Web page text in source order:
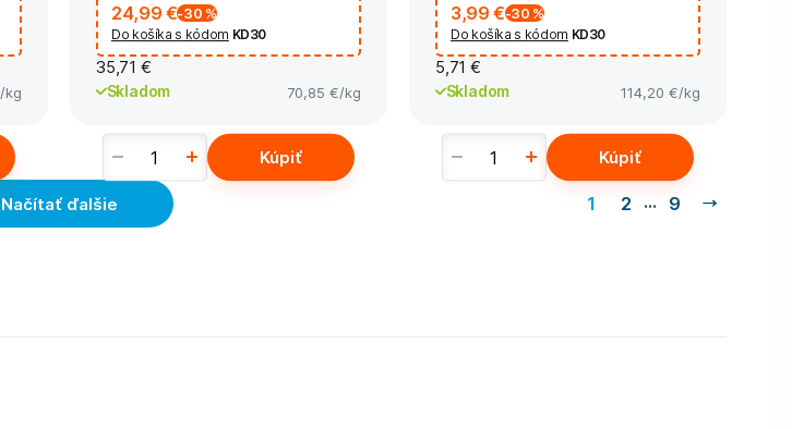
/kg
24,99 €-30 %
Do košíka s kódom KD30
35,71 €
Skladom 70,85 €/kg
Kúpiť
3,99 €-30 %
Do košíka s kódom KD30
5,71 €
Skladom 114,20 €/kg
Kúpiť
Načítať ďalšie 1 2 … 9